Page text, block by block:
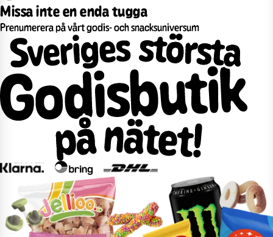
Missa inte en enda tugga
Prenumerera på vårt godis- och snacksuniversum